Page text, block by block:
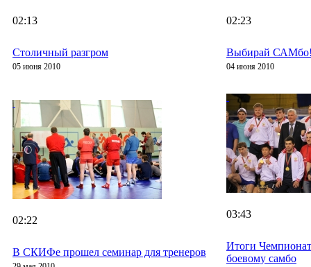
02:13
Столичный разгром
05 июня 2010
02:23
Выбирай
04 июня 2010
02:22
В СКИФе прошел семинар для тренеров
03:43
Итоги
боевому самбо